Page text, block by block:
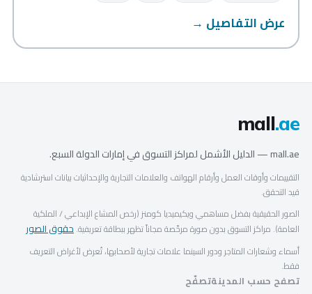
عرض التفاصيل →
mall.ae
mall.ae — الدليل الأشمل لمراكز التسوق في إمارات الدولة السبع.
التقييمات وأوقات العمل وأرقام الهواتف والعلامات التجارية والإحداثيات بيانات استرشادية
قيد التحقق.
الصور الحقيقية بفضل مساهمي ويكيميديا كومنز (رخص المشاع الإبداعي / الملكية
العامة). مراكز التسوق بدون صورة مرخّصة مجاناً تظهر ببطاقة تعريفية. حقوق الصور
أسماء وشعارات المتاجر ودور السينما علامات تجارية لأصحابها، تُعرض لأغراض التعريف
فقط.
تصفح حسب المدينةتصفّح